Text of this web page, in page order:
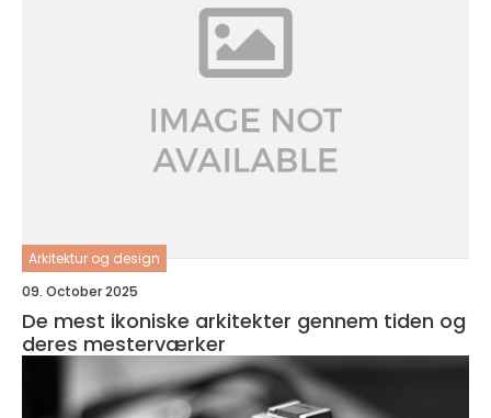
Arkitektur og design
09. October 2025
De mest ikoniske arkitekter gennem tiden og
deres mesterværker